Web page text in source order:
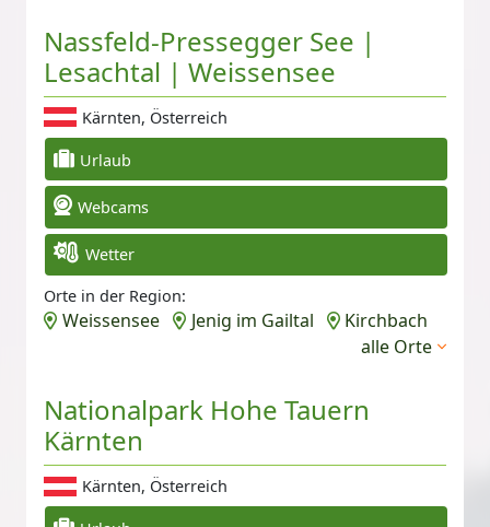
Nassfeld-Pressegger See |
Lesachtal | Weissensee
Kärnten, Österreich
Urlaub
Webcams
Wetter
Orte in der Region:
Weissensee Jenig im Gailtal
Kirchbach
alle Orte
Nationalpark Hohe Tauern
Kärnten
Kärnten, Österreich